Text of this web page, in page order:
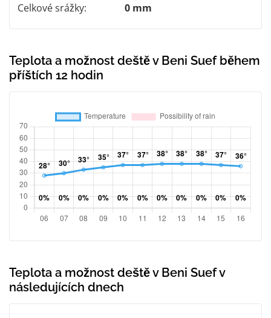
Celkové srážky:
0 mm
Teplota a možnost deště v Beni Suef během
příštích 12 hodin
Teplota a možnost deště v Beni Suef v
následujících dnech